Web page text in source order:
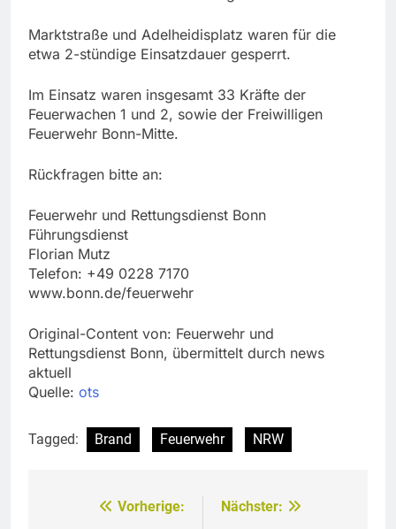
Marktstraße und Adelheidisplatz waren für die
etwa 2-stündige Einsatzdauer gesperrt.
Im Einsatz waren insgesamt 33 Kräfte der
Feuerwachen 1 und 2, sowie der Freiwilligen
Feuerwehr Bonn-Mitte.
Rückfragen bitte an:
Feuerwehr und Rettungsdienst Bonn
Führungsdienst
Florian Mutz
Telefon: +49 0228 7170
www.bonn.de/feuerwehr
Original-Content von: Feuerwehr und
Rettungsdienst Bonn, übermittelt durch news
aktuell
Quelle: ots
Tagged: Brand Feuerwehr NRW
Beitragsnavigation
Vorherige:
Nächster: